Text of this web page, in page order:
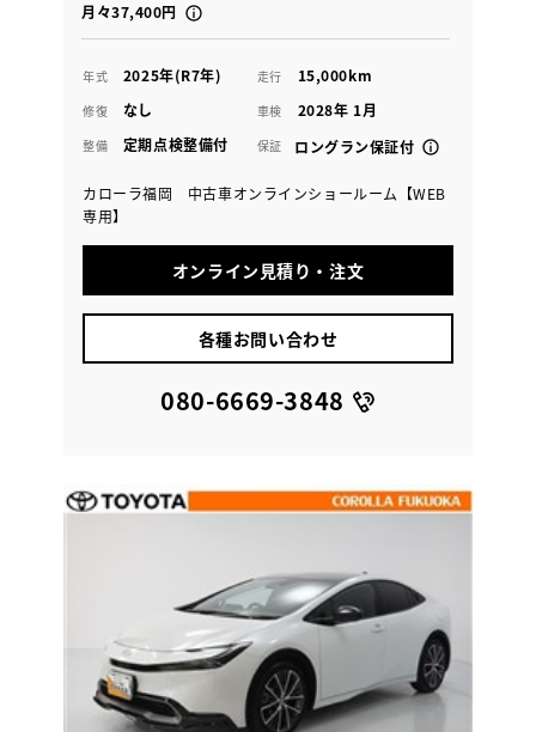
月々37,400円
年式 2025年(R7年) 走行 15,000km
修復 なし 車検 2028年 1月
整備 定期点検整備付 保証 ロングラン保証付
カローラ福岡 中古車オンラインショールーム【WEB
専用】
オンライン見積り・注文
各種お問い合わせ
080-6669-3848